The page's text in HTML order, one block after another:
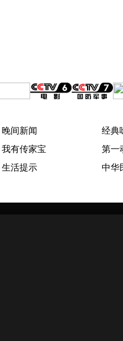
晚间新闻 经典
我有传家宝 第一
生活提示 中华